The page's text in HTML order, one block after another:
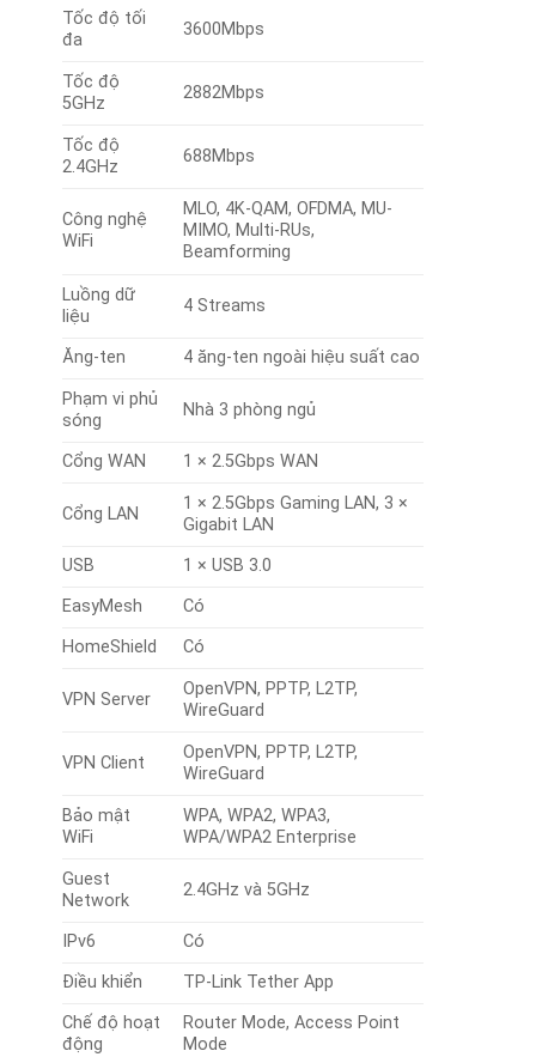
Tốc độ tối
đa
3600Mbps
Tốc độ
5GHz
2882Mbps
Tốc độ
2.4GHz
688Mbps
Công nghệ
WiFi
MLO, 4K-QAM, OFDMA, MU-
MIMO, Multi-RUs,
Beamforming
Luồng dữ
liệu
4 Streams
Ăng-ten 4 ăng-ten ngoài hiệu suất cao
Phạm vi phủ
sóng
Nhà 3 phòng ngủ
Cổng WAN 1 × 2.5Gbps WAN
Cổng LAN
1 × 2.5Gbps Gaming LAN, 3 ×
Gigabit LAN
USB
1 × USB 3.0
EasyMesh
Có
HomeShield
Có
VPN Server
OpenVPN, PPTP, L2TP,
WireGuard
VPN Client
OpenVPN, PPTP, L2TP,
WireGuard
Bảo mật
WiFi
WPA, WPA2, WPA3,
WPA/WPA2 Enterprise
Guest
Network
2.4GHz và 5GHz
IPv6
Có
Điều khiển
TP-Link Tether App
Chế độ hoạt
động
Router Mode, Access Point
Mode